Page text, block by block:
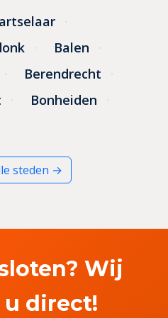
Balen
Berendrecht
Bonheiden
steden →
Wij
direct!